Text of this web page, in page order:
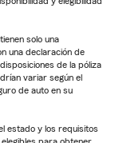
solo una
una declaración de
de la póliza
variar según el
de auto en su
estado y los requisitos